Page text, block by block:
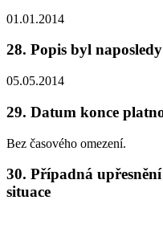
01.01.2014
28. Popis byl
05.05.2014
29. Datum konce
Bez časového omezení.
30. Případná
situace